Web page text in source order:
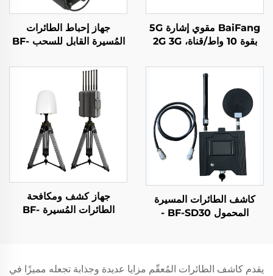
BaiFang مقوي إشارة 5G
بقوة 10 واط/قناة، 2G 3G
جهاز إحباط الطائرات
المُسيرة القابل للسحب BF-
كاشف الطائرات المسيرة
المحمول BF-SD30 -
جهاز كشف ومكافحة
الطائرات المُسيرة BF-
يقدم كاشف الطائرات المُعقّم مزايا عديدة وجذابة تجعله مميزًا في